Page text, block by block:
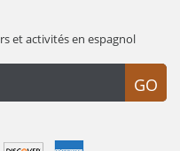
et activités en espagnol
GO